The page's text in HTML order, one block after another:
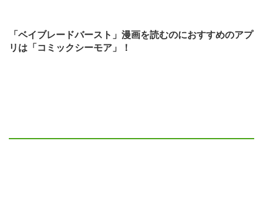
「ベイブレードバースト」漫画を読むのにおすすめのアプ
リは「コミックシーモア」！